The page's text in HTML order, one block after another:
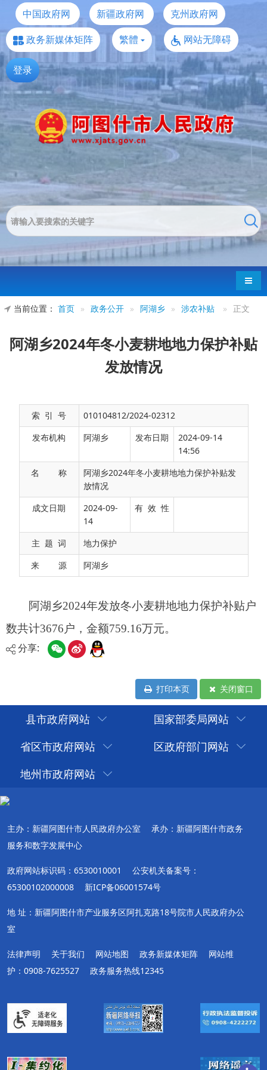
中国政府网 新疆政府网
克州政府网
政务新媒体矩阵
繁體 网站无障碍
登录
导航
当前位置： 首页 » 政务公开 » 阿湖乡 » 涉农补贴 » 正文
阿湖乡2024年冬小麦耕地地力保护补贴
发放情况
索 引 号
010104812/2024-02312
发布机构
阿湖乡 发布日期
2024-09-14
14:56
名 称
阿湖乡2024年冬小麦耕地地力保护补贴发
放情况
成文日期
2024-09-
14
有 效 性
主 题 词
地力保护
来 源
阿湖乡
阿湖乡2024年发放冬小麦耕地地力保护补贴户
数共计3676户，金额759.16万元。
分享:
打印本页 关闭窗口
县市政府网站
国家部委局网站
省区市政府网站
区政府部门网站
地州市政府网站
主办：新疆阿图什市人民政府办公室
承办：新疆阿图什市政务
服务和数字发展中心
政府网站标识码：6530010001
公安机关备案号：
65300102000008
新ICP备06001574号
地 址：新疆阿图什市产业服务区阿扎克路18号院市人民政府办公
室
法律声明 关于我们 网站地图 政务新媒体矩阵
网站维
护：0908-7625527
政务服务热线12345